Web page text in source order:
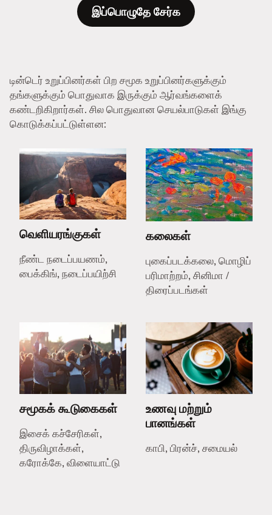
இப்பொழுதே சேர்க
டின்டெர் உறுப்பினர்கள் பிற சமூக உறுப்பினர்களுக்கும்
தங்களுக்கும் பொதுவாக இருக்கும் ஆர்வங்களைக்
கண்டறிகிறார்கள். சில பொதுவான செயல்பாடுகள் இங்கு
கொடுக்கப்பட்டுள்ளன:
வெளியரங்குகள்
நீண்ட நடைப்பயணம்,
பைக்கிங், நடைப்பயிற்சி
கலைகள்
புகைப்படக்கலை, மொழிப்
பரிமாற்றம், சினிமா /
திரைப்படங்கள்
சமூகக் கூடுகைகள்
இசைக் கச்சேரிகள்,
திருவிழாக்கள்,
கரோக்கே, விளையாட்டு
உணவு மற்றும்
பானங்கள்
காபி, பிரன்ச், சமையல்